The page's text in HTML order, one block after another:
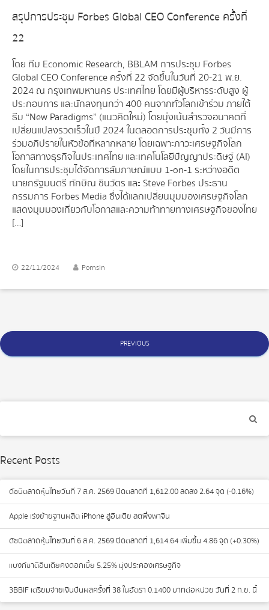
สรุปการประชุม Forbes Global CEO Conference ครั้งที่
22
โดย ทีม Economic Research, BBLAM การประชุม Forbes
Global CEO Conference ครั้งที่ 22 จัดขึ้นในวันที่ 20-21 พ.ย.
2024 ณ กรุงเทพมหานคร ประเทศไทย โดยมีผู้บริหารระดับสูง ผู้
ประกอบการ และนักลงทุนกว่า 400 คนจากทั่วโลกเข้าร่วม ภายใต้
ธีม “New Paradigms” (แนวคิดใหม่) โดยมุ่งเน้นสำรวจอนาคตที่
เปลี่ยนแปลงรวดเร็วในปี 2024 ในตลอดการประชุมทั้ง 2 วันมีการ
ร่วมอภิปรายในหัวข้อที่หลากหลาย โดยเฉพาะภาวะเศรษฐกิจโลก
โอกาสทางธุรกิจในประเทศไทย และเทคโนโลยีปัญญาประดิษฐ์ (AI)
โดยในการประชุมได้จัดการสัมภาษณ์แบบ 1-on-1 ระหว่างอดีต
นายกรัฐมนตรี ทักษิณ ชินวัตร และ Steve Forbes ประธาน
กรรมการ Forbes Media ซึ่งได้แลกเปลี่ยนมุมมองเศรษฐกิจโลก
แสดงมุมมองเกี่ยวกับโอกาสและความท้าทายทางเศรษฐกิจของไทย
[…]
22/11/2024 Pornsin
Posts
navigation
PREVIOUS
Recent Posts
ดัชนีตลาดหุ้นไทยวันที่ 7 ส.ค. 2569 ปิดตลาดที่ 1,612.00 ลดลง 2.64 จุด (-0.16%)
Apple เร่งย้ายฐานผลิต iPhone สู่อินเดีย ลดพึ่งพาจีน
ดัชนีตลาดหุ้นไทยวันที่ 6 ส.ค. 2569 ปิดตลาดที่ 1,614.64 เพิ่มขึ้น 4.86 จุด (+0.30%)
แบงก์ชาติอินเดียคงดอกเบี้ย 5.25% มุ่งประคองเศรษฐกิจ
3BBIF เตรียมจ่ายเงินปันผลครั้งที่ 38 ในอัตรา 0.1400 บาทต่อหน่วย วันที่ 2 ก.ย. นี้